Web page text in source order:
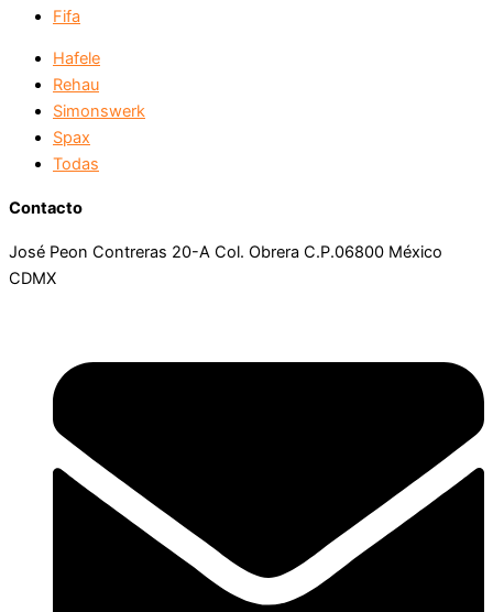
Fifa
Hafele
Rehau
Simonswerk
Spax
Todas
Contacto
José Peon Contreras 20-A Col. Obrera C.P.06800 México
CDMX